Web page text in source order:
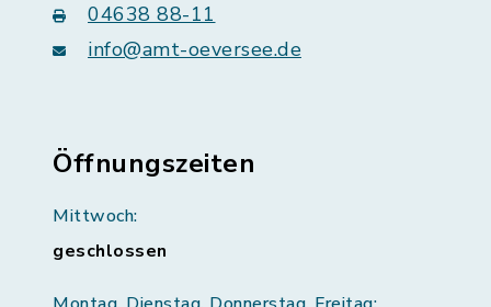
04638 88-11
info@amt-oeversee.de
Öffnungszeiten
Mittwoch:
geschlossen